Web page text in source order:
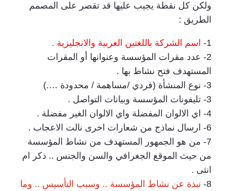
ولكن كل نقطة يجيب عليها قد تقصر على المصمم
الطريق :
1-
اسم الشركة باللغتين العربية والانجليزية .
2- عدد مقرات المؤسسة وعنوانها أو المقرات
المستهدف فتح نشاط بها .
3- نوع المنشأة (فردي /مساهمة / محدودة ….)
3- تليفونات المؤسسة وبيانات التواصل .
4- اي الالوان المفضلة واي الالوان الغير مفضلة .
6- ارسال نماذج من شعارات اخرى نالت الاعجاب .
7- من هو الجمهور المستهدف من نشاط المؤسسة
من حيث الموقع الجغرافي والسن والجنس .. ذكر ام
انثى .
8- نبذة عن نشاط المؤسسة .. وسبب التأسيس .. وما